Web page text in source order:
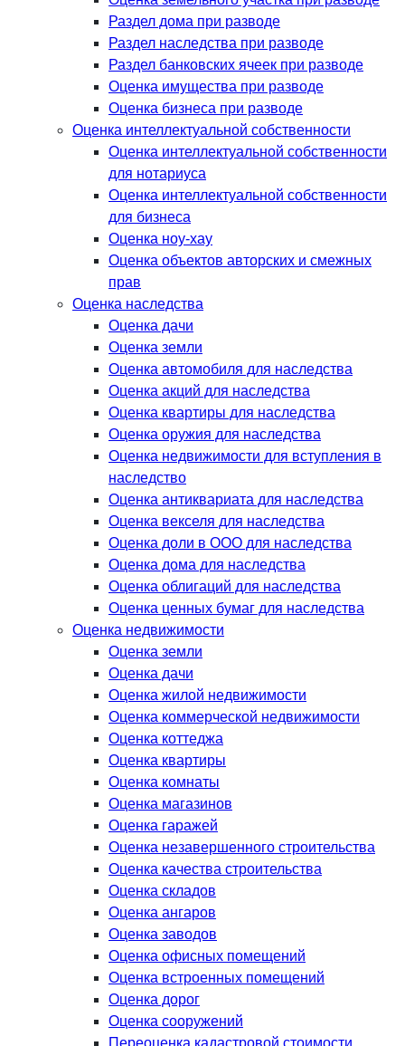
Раздел дома при разводе
Раздел наследства при разводе
Раздел банковских ячеек при разводе
Оценка имущества при разводе
Оценка бизнеса при разводе
Оценка интеллектуальной собственности
Оценка интеллектуальной собственности
для нотариуса
Оценка интеллектуальной собственности
для бизнеса
Оценка ноу-хау
Оценка объектов авторских и смежных
прав
Оценка наследства
Оценка дачи
Оценка земли
Оценка автомобиля для наследства
Оценка акций для наследства
Оценка квартиры для наследства
Оценка оружия для наследства
Оценка недвижимости для вступления в
наследство
Оценка антиквариата для наследства
Оценка векселя для наследства
Оценка доли в ООО для наследства
Оценка дома для наследства
Оценка облигаций для наследства
Оценка ценных бумаг для наследства
Оценка недвижимости
Оценка земли
Оценка дачи
Оценка жилой недвижимости
Оценка коммерческой недвижимости
Оценка коттеджа
Оценка квартиры
Оценка комнаты
Оценка магазинов
Оценка гаражей
Оценка незавершенного строительства
Оценка качества строительства
Оценка складов
Оценка ангаров
Оценка заводов
Оценка офисных помещений
Оценка встроенных помещений
Оценка дорог
Оценка сооружений
Переоценка кадастровой стоимости